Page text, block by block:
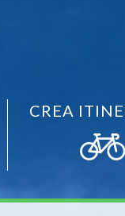
CREA